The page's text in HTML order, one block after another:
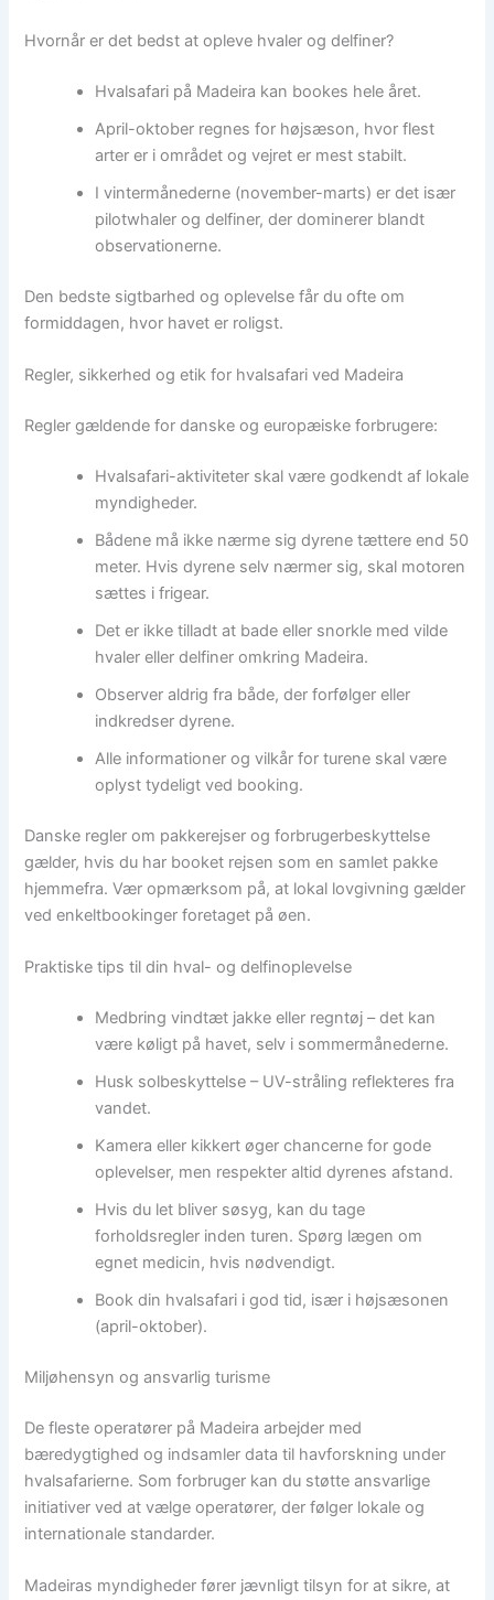
Hvornår er det bedst at opleve hvaler og delfiner?
Hvalsafari på Madeira kan bookes hele året.
April-oktober regnes for højsæson, hvor flest
arter er i området og vejret er mest stabilt.
I vintermånederne (november-marts) er det især
pilotwhaler og delfiner, der dominerer blandt
observationerne.
Den bedste sigtbarhed og oplevelse får du ofte om
formiddagen, hvor havet er roligst.
Regler, sikkerhed og etik for hvalsafari ved Madeira
Regler gældende for danske og europæiske forbrugere:
Hvalsafari-aktiviteter skal være godkendt af lokale
myndigheder.
Bådene må ikke nærme sig dyrene tættere end 50
meter. Hvis dyrene selv nærmer sig, skal motoren
sættes i frigear.
Det er ikke tilladt at bade eller snorkle med vilde
hvaler eller delfiner omkring Madeira.
Observer aldrig fra både, der forfølger eller
indkredser dyrene.
Alle informationer og vilkår for turene skal være
oplyst tydeligt ved booking.
Danske regler om pakkerejser og forbrugerbeskyttelse
gælder, hvis du har booket rejsen som en samlet pakke
hjemmefra. Vær opmærksom på, at lokal lovgivning gælder
ved enkeltbookinger foretaget på øen.
Praktiske tips til din hval- og delfinoplevelse
Medbring vindtæt jakke eller regntøj – det kan
være køligt på havet, selv i sommermånederne.
Husk solbeskyttelse – UV-stråling reflekteres fra
vandet.
Kamera eller kikkert øger chancerne for gode
oplevelser, men respekter altid dyrenes afstand.
Hvis du let bliver søsyg, kan du tage
forholdsregler inden turen. Spørg lægen om
egnet medicin, hvis nødvendigt.
Book din hvalsafari i god tid, især i højsæsonen
(april-oktober).
Miljøhensyn og ansvarlig turisme
De fleste operatører på Madeira arbejder med
bæredygtighed og indsamler data til havforskning under
hvalsafarierne. Som forbruger kan du støtte ansvarlige
initiativer ved at vælge operatører, der følger lokale og
internationale standarder.
Madeiras myndigheder fører jævnligt tilsyn for at sikre, at